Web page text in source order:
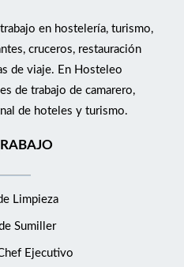
en hostelería, turismo,
cruceros, restauración
de viaje. En Hosteleo
de trabajo de camarero,
de hoteles y turismo.
Limpieza
de Sumiller
Ejecutivo